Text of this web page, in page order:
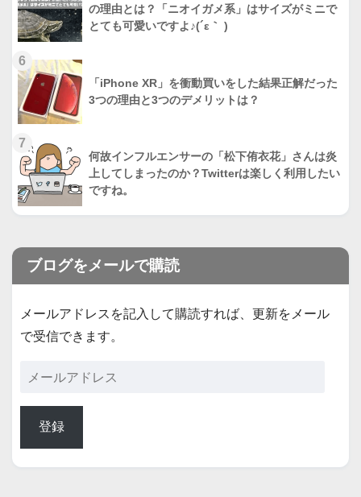
の理由とは？「ニオイガメ系」はサイズがミニで
とても可愛いですよ♪(´ε｀ )
6
「iPhone XR」を衝動買いをした結果正解だった
3つの理由と3つのデメリットは？
7
何故インフルエンサーの「松下侑衣花」さんは炎
上してしまったのか？Twitterは楽しく利用したい
ですね。
ブログをメールで購読
メールアドレスを記入して購読すれば、更新をメール
で受信できます。
登録